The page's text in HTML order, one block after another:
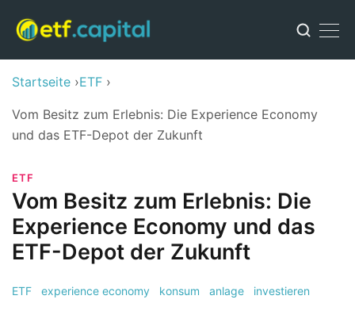
Startseite ETF
Vom Besitz zum Erlebnis: Die Experience Economy
und das ETF-Depot der Zukunft
ETF
Vom Besitz zum Erlebnis: Die
Experience Economy und das
ETF-Depot der Zukunft
ETF experience economy konsum anlage investieren